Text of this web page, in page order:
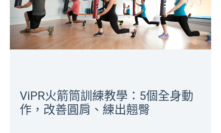
ViPR火箭筒訓練教學：5個全身動
作，改善圓肩、練出翹臀